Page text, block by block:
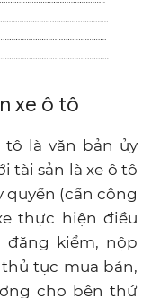
xe ô tô
tô là văn bản ủy
tài sản là xe ô tô
quyền (cần công
thực hiện điều
đăng kiểm, nộp
tục mua bán,
cho bên thứ